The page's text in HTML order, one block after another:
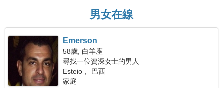
男女在線
Emerson
58歲, 白羊座
尋找一位資深女士的男人
Esteio， 巴西
家庭